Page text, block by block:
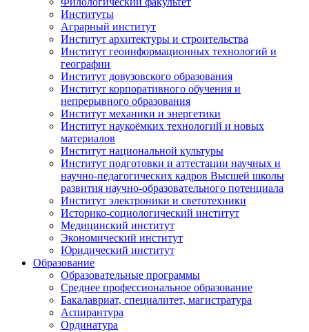
Институты
Аграрный институт
Институт архитектуры и строительства
Институт геоинформационных технологий и
географии
Институт довузовского образования
Институт корпоративного обучения и
непрерывного образования
Институт механики и энергетики
Институт наукоёмких технологий и новых
материалов
Институт национальной культуры
Институт подготовки и аттестации научных и
научно-педагогических кадров Высшей школы
развития научно-образовательного потенциала
Институт электроники и светотехники
Историко-социологический институт
Медицинский институт
Экономический институт
Юридический институт
Образование
Образовательные программы
Среднее профессиональное образование
Бакалавриат, специалитет, магистратура
Аспирантура
Ординатура